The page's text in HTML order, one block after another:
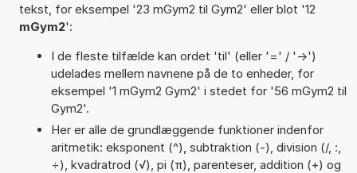
tekst, for eksempel '23 mGym2 til Gym2' eller blot '12
mGym2':
I de fleste tilfælde kan ordet 'til' (eller '=' / '->')
udelades mellem navnene på de to enheder, for
eksempel '1 mGym2 Gym2' i stedet for '56 mGym2 til
Gym2'.
Her er alle de grundlæggende funktioner indenfor
aritmetik: eksponent (^), subtraktion (-), division (/, :,
÷), kvadratrod (√), pi (π), parenteser, addition (+) og